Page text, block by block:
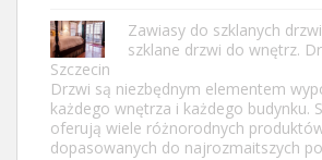
Zawiasy do szklanych
szklane drzwi do wnętrz.
Szczecin
Drzwi są niezbędnym elementem
każdego wnętrza i każdego budynku.
oferują wiele różnorodnych
dopasowanych do najrozmaitszych